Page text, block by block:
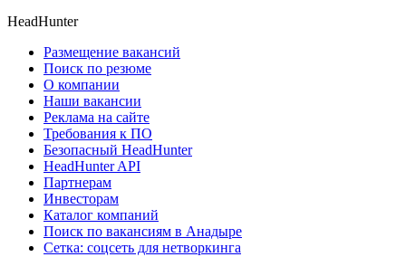
HeadHunter
Размещение вакансий
Поиск по резюме
О компании
Наши вакансии
Реклама на сайте
Требования к ПО
Безопасный HeadHunter
HeadHunter API
Партнерам
Инвесторам
Каталог компаний
Поиск по вакансиям в Анадыре
Сетка: соцсеть для нетворкинга